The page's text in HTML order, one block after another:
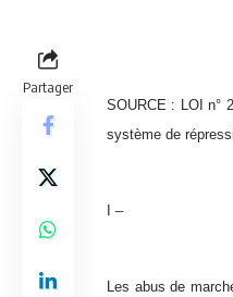
Partager
SOURCE : LOI n°
système de
I –
Les abus de